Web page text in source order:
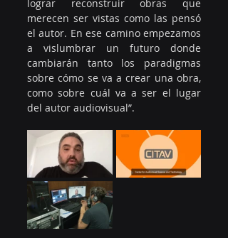
lograr reconstruir obras que
merecen ser vistas como las pensó
el autor. En ese camino empezamos
a vislumbrar un futuro donde
cambiarán tanto los paradigmas
sobre cómo se va a crear una obra,
como sobre cuál va a ser el lugar
del autor audiovisual”.